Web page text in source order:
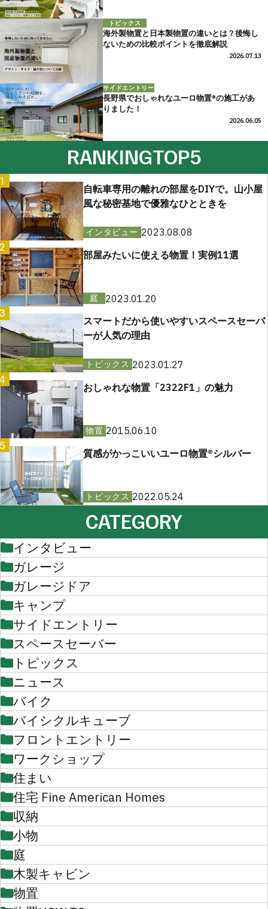
トピックス
海外製物置と日本製物置の違いとは？後悔し
ないための比較ポイントを徹底解説
2026.07.13
サイドエントリー
長野県でおしゃれなユーロ物置®の施工があ
りました！
2026.06.05
RANKINGTOP5
1
自転車専用の離れの部屋をDIYで。山小屋
風な秘密基地で優雅なひとときを
インタビュー 2023.08.08
2
部屋みたいに使える物置！実例11選
庭
2023.01.20
スマートだから使いやすいスペースセーバ
ーが人気の理由
トピックス 2023.01.27
おしゃれな物置「2322F1」の魅力
物置 2015.06.10
質感がかっこいいユーロ物置®︎シルバー
トピックス 2022.05.24
CATEGORY
インタビュー
ガレージ
ガレージドア
キャンプ
サイドエントリー
スペースセーバー
トピックス
ニュース
バイク
バイシクルキューブ
フロントエントリー
ワークショップ
住まい
住宅 Fine American Homes
収納
小物
庭
木製キャビン
物置